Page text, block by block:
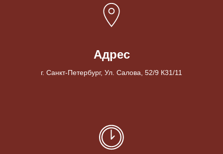
Адрес
г. Санкт-Петербург, Ул. Салова, 52/9 К31/11